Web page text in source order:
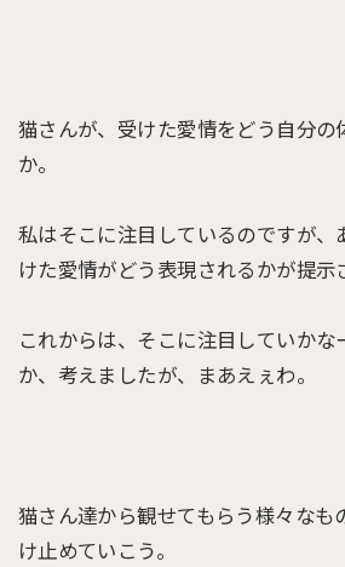
猫さんが、受けた愛情をどう自分の
か。
私はそこに注目しているのですが、
けた愛情がどう表現されるかが提示
これからは、そこに注目していかな
か、考えましたが、まあえぇわ。
猫さん達から観せてもらう様々なも
け止めていこう。